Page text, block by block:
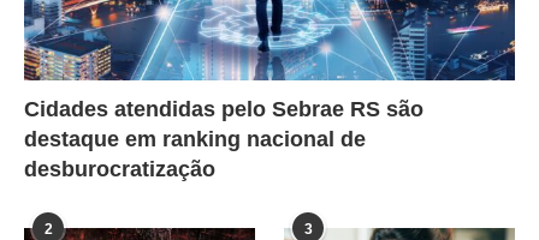
Cidades atendidas pelo Sebrae RS são
destaque em ranking nacional de
desburocratização
2 3